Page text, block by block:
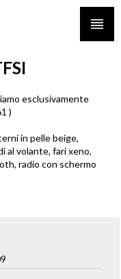
esclusivamente
)
in pelle beige,
al volante, fari xeno,
radio con schermo